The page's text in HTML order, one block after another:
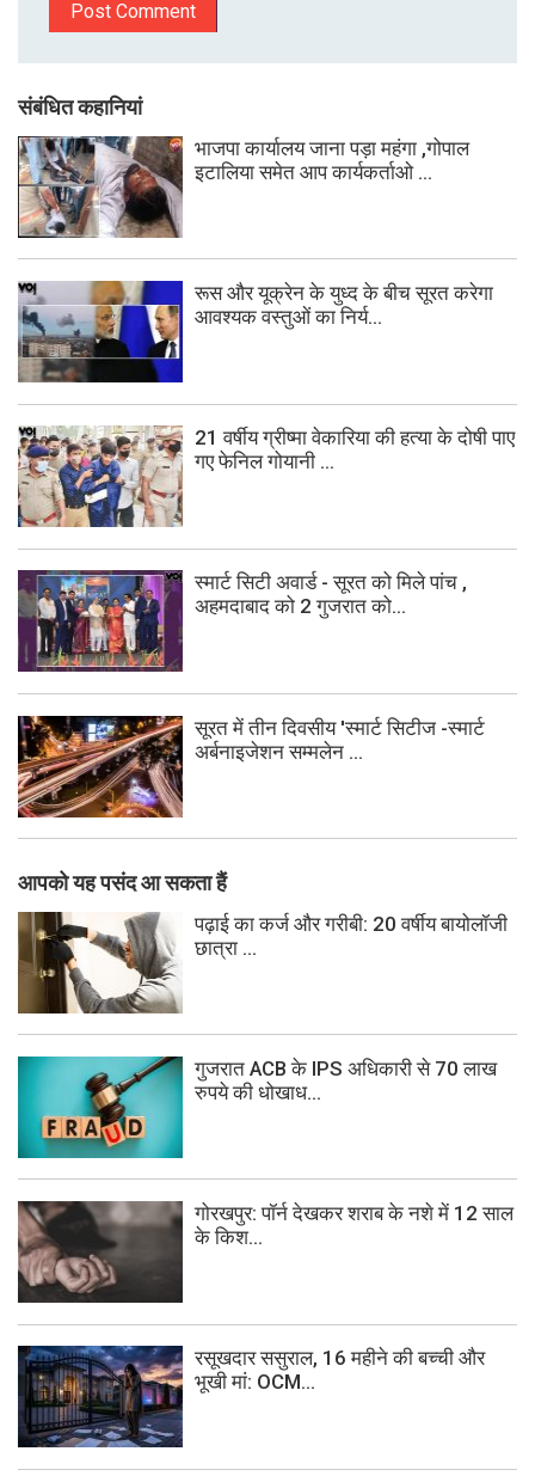
संबंधित कहानियां
भाजपा कार्यालय जाना पड़ा महंगा ,गोपाल
इटालिया समेत आप कार्यकर्ताओ ...
रूस और यूक्रेन के युध्द के बीच सूरत करेगा
आवश्यक वस्तुओं का निर्य...
21 वर्षीय ग्रीष्मा वेकारिया की हत्या के दोषी पाए
गए फेनिल गोयानी ...
स्मार्ट सिटी अवार्ड - सूरत को मिले पांच ,
अहमदाबाद को 2 गुजरात को...
सूरत में तीन दिवसीय 'स्मार्ट सिटीज -स्मार्ट
अर्बनाइजेशन सम्मलेन ...
आपको यह पसंद आ सकता हैं
पढ़ाई का कर्ज और गरीबी: 20 वर्षीय बायोलॉजी
छात्रा ...
गुजरात ACB के IPS अधिकारी से 70 लाख
रुपये की धोखाध...
गोरखपुर: पॉर्न देखकर शराब के नशे में 12 साल
के किश...
रसूखदार ससुराल, 16 महीने की बच्ची और
भूखी मां: OCM...